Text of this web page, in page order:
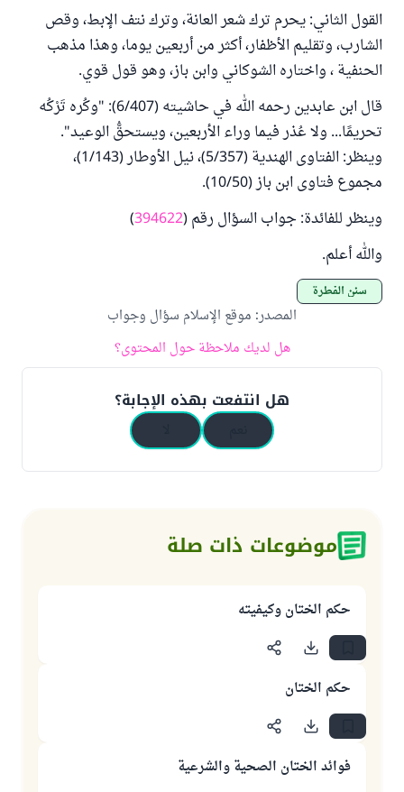
القول الثاني: يحرم ترك شعر العانة، وترك نتف الإبط، وقص
الشارب، وتقليم الأظفار، أكثر من أربعين يوما، وهذا مذهب
الحنفية ، واختاره الشوكاني وابن باز، وهو قول قوي.
قال ابن عابدين رحمه الله في حاشيته (6/407): "وكُره تَرْكُه
تحريمًا... ولا عُذر فيما وراء الأربعين، ويستحقُّ الوعيد".
وينظر: الفتاوى الهندية (5/357)، نيل الأوطار (1/143)،
مجموع فتاوى ابن باز (10/50).
وينظر للفائدة: جواب السؤال رقم (394622
)
والله أعلم.
سنن الفطرة
المصدر: موقع الإسلام سؤال وجواب
هل لديك ملاحظة حول المحتوى؟
هل انتفعت بهذه الإجابة؟
موضوعات ذات صلة
حكم الختان وكيفيته
حكم الختان
فوائد الختان الصحية والشرعية